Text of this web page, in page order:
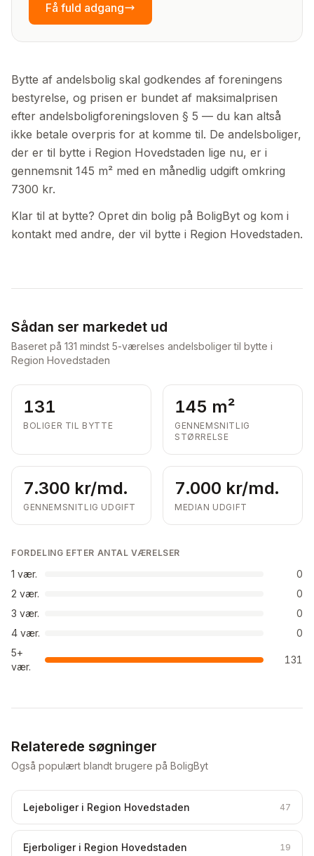
Få fuld adgang
Bytte af andelsbolig skal godkendes af foreningens
bestyrelse, og prisen er bundet af maksimalprisen
efter andelsboligforeningsloven § 5 — du kan altså
ikke betale overpris for at komme til. De andelsboliger,
der er til bytte i Region Hovedstaden lige nu, er i
gennemsnit 145 m² med en månedlig udgift omkring
7300 kr.
Klar til at bytte? Opret din bolig på BoligByt og kom i
kontakt med andre, der vil bytte i Region Hovedstaden.
Sådan ser markedet ud
Baseret på 131 mindst 5-værelses andelsboliger til bytte i
Region Hovedstaden
131
BOLIGER TIL BYTTE
145 m²
GENNEMSNITLIG
STØRRELSE
7.300 kr/md.
GENNEMSNITLIG UDGIFT
7.000 kr/md.
MEDIAN UDGIFT
FORDELING EFTER ANTAL VÆRELSER
1 vær.
0
2 vær.
0
3 vær.
0
4 vær.
0
5+
vær.
131
Relaterede søgninger
Også populært blandt brugere på BoligByt
Lejeboliger i Region Hovedstaden 47
Ejerboliger i Region Hovedstaden 19